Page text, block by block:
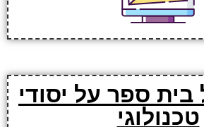
ספר על יסודי
טכנולוגי